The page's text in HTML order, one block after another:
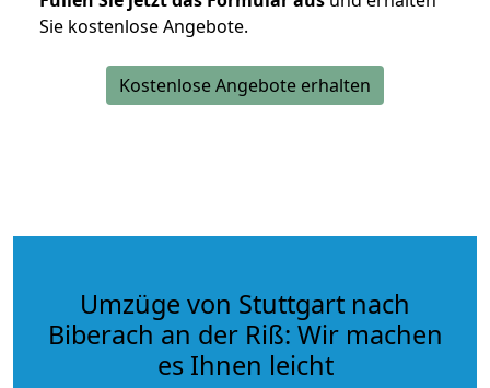
Sie kostenlose Angebote.
Kostenlose Angebote erhalten
Umzüge von Stuttgart nach
Biberach an der Riß: Wir machen
es Ihnen leicht